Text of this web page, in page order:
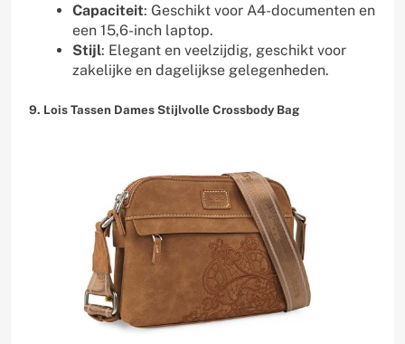
Capaciteit: Geschikt voor A4-documenten en
een 15,6-inch laptop.
Stijl: Elegant en veelzijdig, geschikt voor
zakelijke en dagelijkse gelegenheden.
9. Lois Tassen Dames Stijlvolle Crossbody Bag